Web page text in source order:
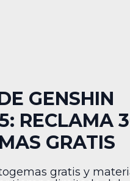
GENSHIN
RECLAMA
GRATIS
gratis y